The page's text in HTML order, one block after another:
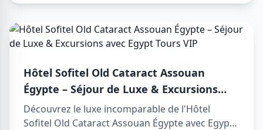
Hôtel Sofitel Old Cataract Assouan
Égypte – Séjour de Luxe & Excursions
avec Egypt Tours VIP
Découvrez le luxe incomparable de l'Hôtel
Sofitel Old Cataract Assouan Égypte avec Egypt